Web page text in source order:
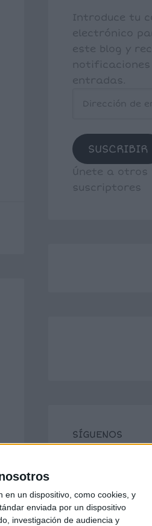
en un dispositivo, como cookies, y
enviada por un dispositivo
investigación de audiencia y
Introduce tu
electrónico
este blog y
notificaciones
entradas.
SUSCRIBIR
Únete a otros
suscriptores
SÍGUENOS